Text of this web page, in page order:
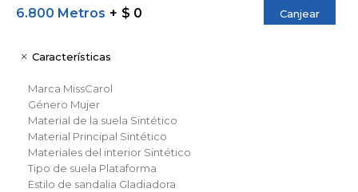
6.800 Metros $ 0 Canjear
Características
Marca MissCarol
Género Mujer
Material de la suela Sintético
Material Principal Sintético
Materiales del interior Sintético
Tipo de suela Plataforma
Estilo de sandalia Gladiadora